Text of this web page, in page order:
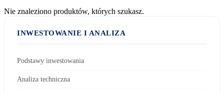
Nie znaleziono produktów, których szukasz.
INWESTOWANIE I ANALIZA
Podstawy inwestowania
Analiza techniczna